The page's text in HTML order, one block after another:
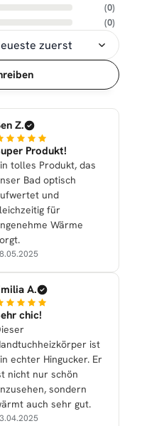
(0)
(0)
Z.
Produkt!
tolles Produkt, das
Bad optisch
und
für
Wärme
A.
chic!
ist
echter Hingucker. Er
nicht nur schön
sondern
auch sehr gut.